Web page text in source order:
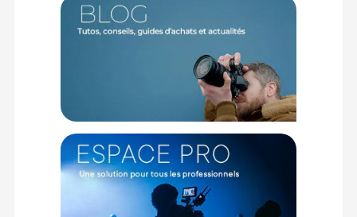
(1) Nombre de points Fidélité estimés, hors remises au panier, basé
sur le prix TTC en €, les points seront effectivement calculés dans le